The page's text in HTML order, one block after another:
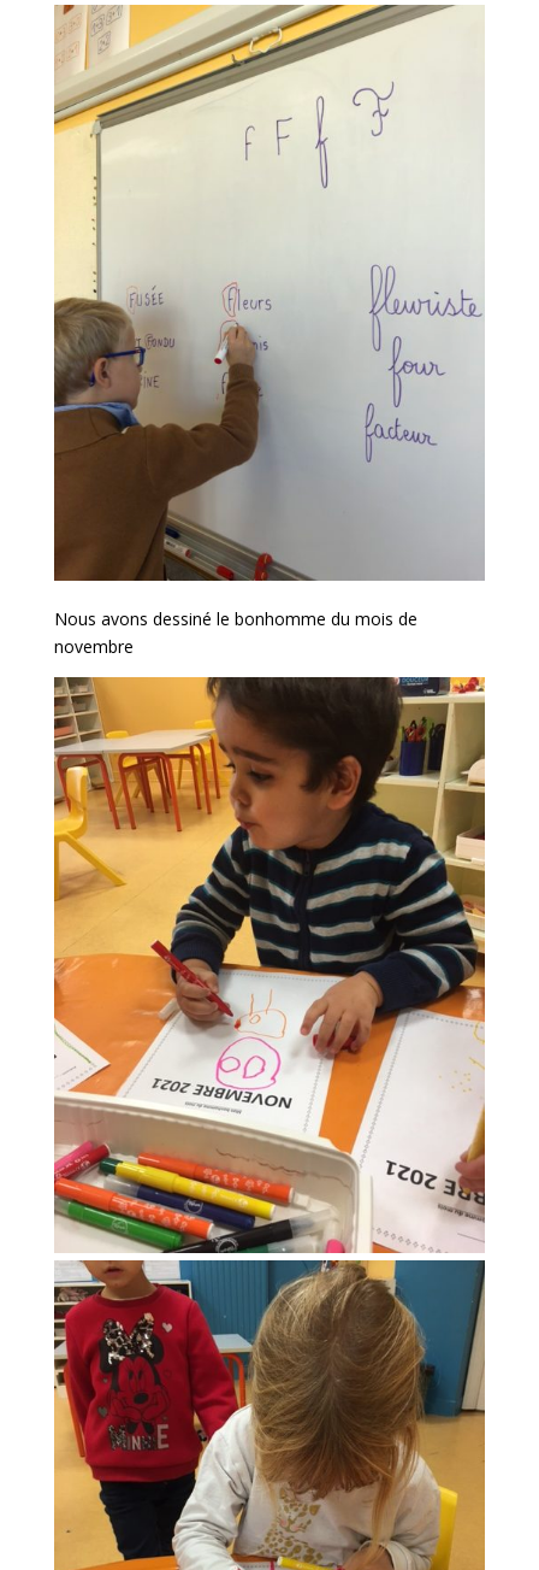
Nous avons dessiné le bonhomme du mois de
novembre